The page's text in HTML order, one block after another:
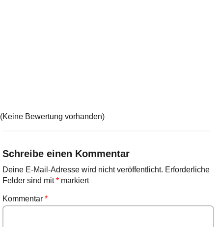
(Keine Bewertung vorhanden)
Schreibe einen Kommentar
Deine E-Mail-Adresse wird nicht veröffentlicht. Erforderliche
Felder sind mit*markiert
Kommentar *